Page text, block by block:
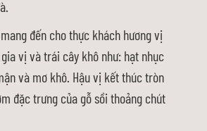
đến cho thực khách hương vị
vị và trái cây khô như: hạt nhục
và mơ khô. Hậu vị kết thúc tròn
đặc trưng của gỗ sồi thoảng chút